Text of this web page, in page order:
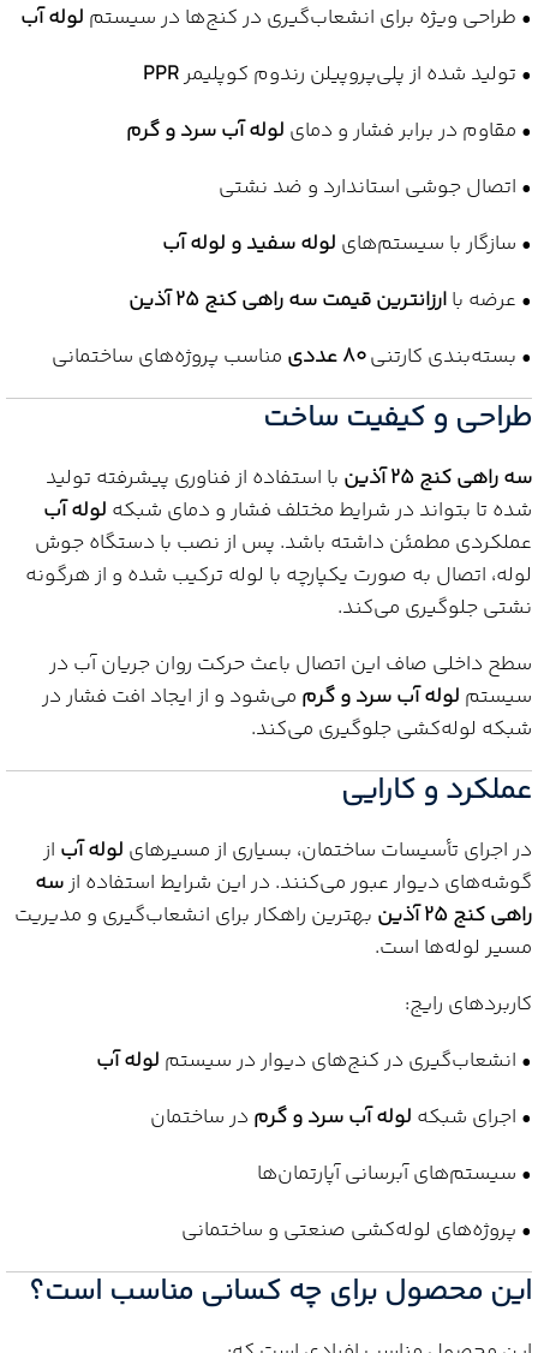
• طراحی ویژه برای انشعاب‌گیری در کنج‌ها در سیستم لوله آب
• تولید شده از پلی‌پروپیلن رندوم کوپلیمرPPR
• مقاوم در برابر فشار و دمای لوله آب سرد و گرم
• اتصال جوشی استاندارد و ضد نشتی
• سازگار با سیستم‌های لوله سفید و لوله آب
• عرضه باارزانترین قیمت سه راهی کنج 25 آذین
• بسته‌بندی کارتنی80 عددی مناسب پروژه‌های ساختمانی
طراحی و کیفیت ساخت
سه راهی کنج 25 آذین
با استفاده از فناوری پیشرفته تولید
شده تا بتواند در شرایط مختلف فشار و دمای شبکه لوله آب
عملکردی مطمئن داشته باشد. پس از نصب با دستگاه جوش
لوله، اتصال به صورت یکپارچه با لوله ترکیب شده و از هرگونه
نشتی جلوگیری می‌کند.
سطح داخلی صاف این اتصال باعث حرکت روان جریان آب در
سیستم لوله آب سرد و گرم می‌شود و از ایجاد افت فشار در
شبکه لوله‌کشی جلوگیری می‌کند.
عملکرد و کارایی
در اجرای تأسیسات ساختمان، بسیاری از مسیرهای لوله آب از
گوشه‌های دیوار عبور می‌کنند. در این شرایط استفاده ازسه
راهی کنج 25 آذین
بهترین راهکار برای انشعاب‌گیری و مدیریت
مسیر لوله‌ها است.
کاربردهای رایج:
• انشعاب‌گیری در کنج‌های دیوار در سیستم لوله آب
• اجرای شبکه لوله آب سرد و گرم در ساختمان
• سیستم‌های آبرسانی آپارتمان‌ها
• پروژه‌های لوله‌کشی صنعتی و ساختمانی
این محصول برای چه کسانی مناسب است؟